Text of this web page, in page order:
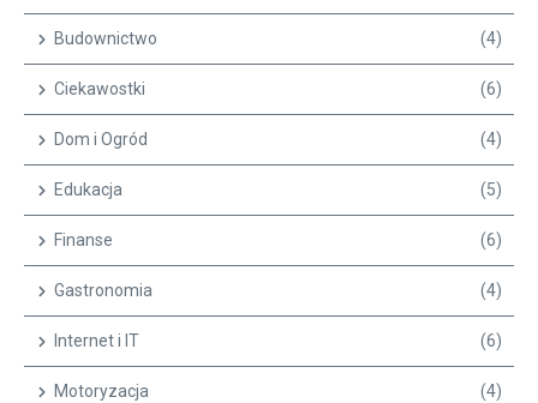
Budownictwo (4)
Ciekawostki (6)
Dom i Ogród (4)
Edukacja (5)
Finanse (6)
Gastronomia (4)
Internet i IT (6)
Motoryzacja (4)